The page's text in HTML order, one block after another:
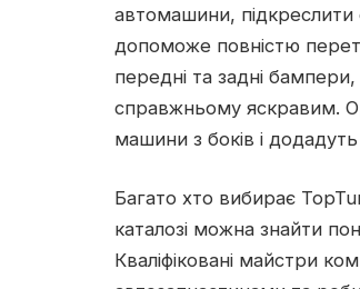
автомашини, підкреслити
допоможе повністю
передні та задні
справжньому яскравим.
машини з боків і
Багато хто вибирає
каталозі можна знайти
Кваліфіковані майстри